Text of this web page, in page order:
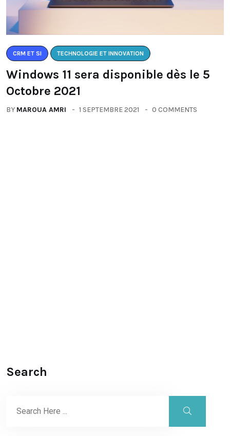
CRM ET SI TECHNOLOGIE ET INNOVATION
Windows 11 sera disponible dès le 5
Octobre 2021
BY MAROUA AMRI 1 SEPTEMBRE 2021 0 COMMENTS
Search